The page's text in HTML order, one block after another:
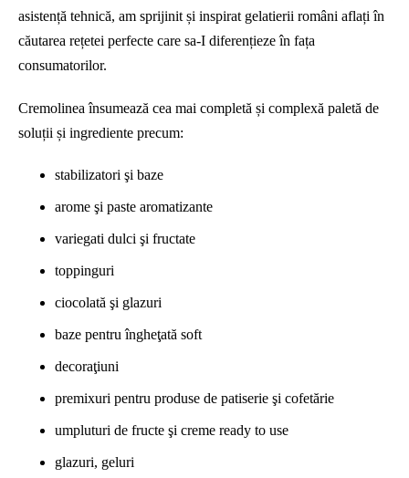
asistență tehnică, am sprijinit și inspirat gelatierii români aflați în
căutarea rețetei perfecte care sa-I diferențieze în fața
consumatorilor.
Cremolinea însumează cea mai completă și complexă paletă de
soluții și ingrediente precum:
stabilizatori şi baze
arome şi paste aromatizante
variegati dulci şi fructate
toppinguri
ciocolată şi glazuri
baze pentru îngheţată soft
decoraţiuni
premixuri pentru produse de patiserie şi cofetărie
umpluturi de fructe şi creme ready to use
glazuri, geluri